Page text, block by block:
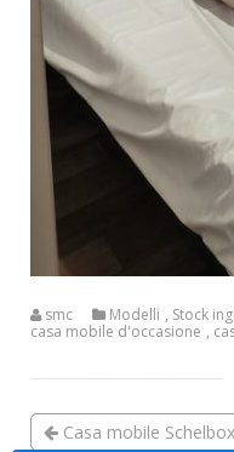
smc Modelli , Stock
casa mobile d'occasione ,
Casa mobile